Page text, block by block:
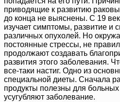
приводящие к развитию
до конца не выяснены. С 19
изучает симптомы, развитие и
различных опухолей. Но
постоянные стрессы, не
продолжают создавать
развития этого заболевания.
все-таки настиг. Одно из
специальной диеты. Сначала
продукты полезны для
усугубляют заболевание.